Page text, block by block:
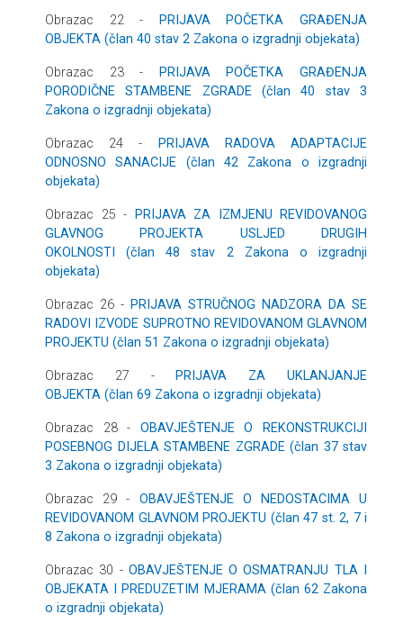
Obrazac 22 -
PRIJAVA POČETKA GRAĐENJA
OBJEKTA (član 40 stav 2 Zakona o izgradnji objekata)
Obrazac 23 -
PRIJAVA POČETKA GRAĐENJA
PORODIČNE STAMBENE ZGRADE (član 40 stav 3
Zakona o izgradnji objekata)
Obrazac 24 -
PRIJAVA RADOVA ADAPTACIJE
ODNOSNO SANACIJE (član 42 Zakona o izgradnji
objekata)
Obrazac 25 -
PRIJAVA ZA IZMJENU REVIDOVANOG
GLAVNOG PROJEKTA USLJED DRUGIH
OKOLNOSTI (član 48 stav 2 Zakona o izgradnji
objekata)
Obrazac 26 - PRIJAVA STRUČNOG NADZORA DA SE
RADOVI IZVODE SUPROTNO REVIDOVANOM GLAVNOM
PROJEKTU (član 51 Zakona o izgradnji objekata)
Obrazac 27 - PRIJAVA ZA UKLANJANJE
OBJEKTA (član 69 Zakona o izgradnji objekata)
Obrazac 28 - OBAVJEŠTENJE O REKONSTRUKCIJI
POSEBNOG DIJELA STAMBENE ZGRADE (član 37 stav
3 Zakona o izgradnji objekata)
Obrazac 29 - OBAVJEŠTENJE O NEDOSTACIMA U
REVIDOVANOM GLAVNOM PROJEKTU (član 47 st. 2, 7 i
8 Zakona o izgradnji objekata)
Obrazac 30 - OBAVJEŠTENJE O OSMATRANJU TLA I
OBJEKATA I PREDUZETIM MJERAMA (član 62 Zakona
o izgradnji objekata)